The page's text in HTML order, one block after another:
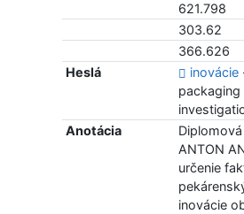
621.798
303.62
366.626
Heslá
inovácie
Anotácia
ANTON
určenie
inovácie